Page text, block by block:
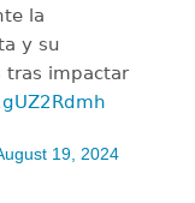
la
y su
tras impactar
19, 2024